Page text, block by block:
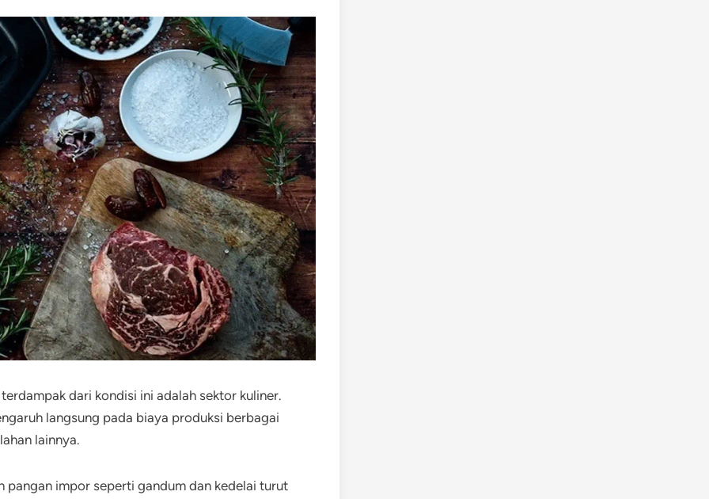
dari kondisi ini adalah sektor kuliner.
langsung pada biaya produksi berbagai
lainnya.
pangan impor seperti gandum dan kedelai turut